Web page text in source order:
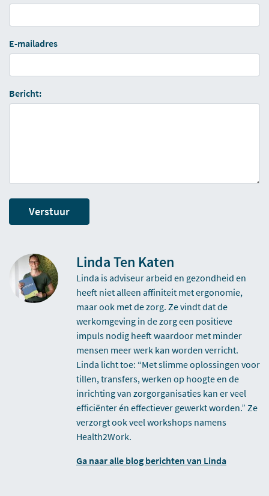
E-mailadres
Bericht:
Verstuur
Linda Ten Katen
Linda is adviseur arbeid en gezondheid en
heeft niet alleen affiniteit met ergonomie,
maar ook met de zorg. Ze vindt dat de
werkomgeving in de zorg een positieve
impuls nodig heeft waardoor met minder
mensen meer werk kan worden verricht.
Linda licht toe: “Met slimme oplossingen voor
tillen, transfers, werken op hoogte en de
inrichting van zorgorganisaties kan er veel
efficiënter én effectiever gewerkt worden.” Ze
verzorgt ook veel workshops namens
Health2Work.
Ga naar alle blog berichten van Linda